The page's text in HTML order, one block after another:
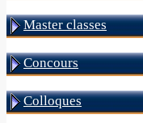
Master classes
Concours
Colloques